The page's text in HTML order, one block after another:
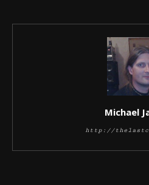
Michael
http://